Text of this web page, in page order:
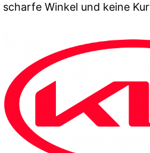
scharfe Winkel und keine